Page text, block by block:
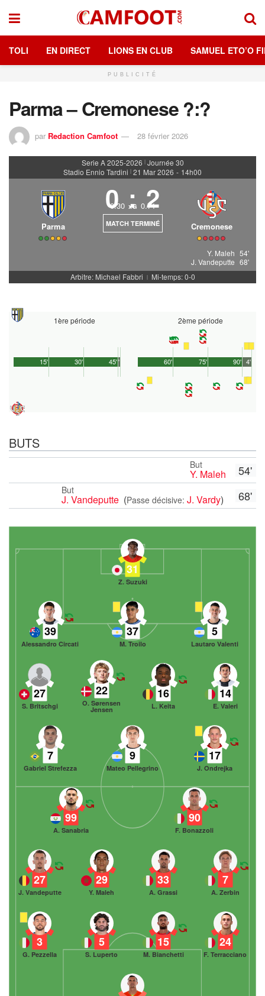
TOLI EN DIRECT LIONS EN CLUB SAMUEL ETO’O
PUBLICITÉ
Parma – Cremonese ?:?
par Redaction Camfoot 28 février 2026
Serie A 2025-2026 | Journée 30
Stadio Ennio Tardini | 21 Mar 2026 - 14h00
Parma
0 : 2
0.30 xG 0.71
MATCH TERMINÉ Cremonese
Y. Maleh 54'
J. Vandeputte 68'
Arbitre: Michael Fabbri
| Mi-temps: 0-0
1ère période
45'
15' 30' 1'
2ème période
90'
60' 75' 4'
BUTS
54'
But
Y. Maleh
68'
But
J. Vandeputte (Passe décisive: J. Vardy)
31
Z. Suzuki
5
Lautaro Valenti
37
M. Troilo
39
Alessandro Circati
14
E. Valeri
16
L. Keita
22
O. Sørensen
Jensen
27
S. Britschgi
17
J. Ondrejka
9
Mateo Pellegrino
7
Gabriel Strefezza
3
G. Pezzella
5
S. Luperto
15
M. Bianchetti
24
F. Terracciano
27
J. Vandeputte
29
Y. Maleh
33
A. Grassi
7
A. Zerbin
99
A. Sanabria
90
F. Bonazzoli